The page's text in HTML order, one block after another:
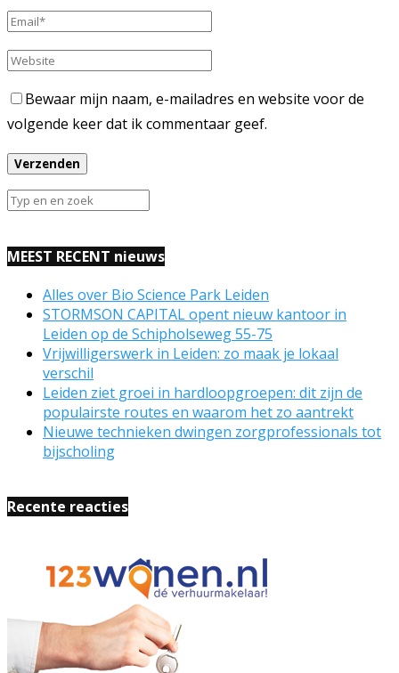
Bewaar mijn naam, e-mailadres en website voor de
volgende keer dat ik commentaar geef.
MEEST RECENT nieuws
Alles over Bio Science Park Leiden
STORMSON CAPITAL opent nieuw kantoor in
Leiden op de Schipholseweg 55-75
Vrijwilligerswerk in Leiden: zo maak je lokaal
verschil
Leiden ziet groei in hardloopgroepen: dit zijn de
populairste routes en waarom het zo aantrekt
Nieuwe technieken dwingen zorgprofessionals tot
bijscholing
Recente reacties